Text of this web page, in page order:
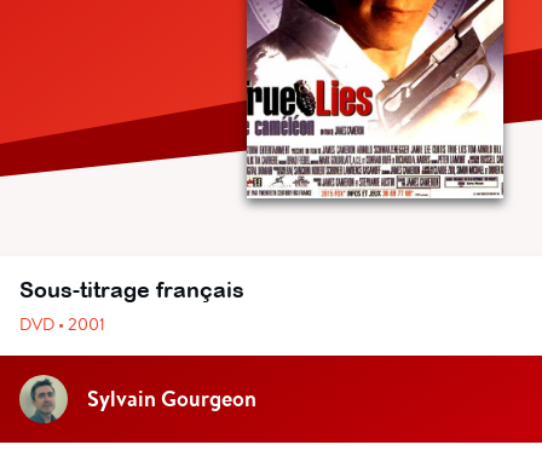
Sous-titrage français
DVD • 2001
Sylvain Gourgeon